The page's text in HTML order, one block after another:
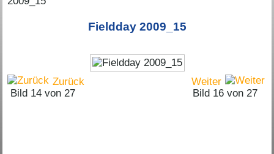
Fieldday 2009_15
Zurück
Bild 14 von 27
Weiter
Bild 16 von 27